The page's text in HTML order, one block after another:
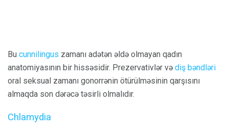
Bu cunnilingus zamanı adətən əldə olmayan qadın
anatomiyasının bir hissəsidir. Prezervativlər və diş bəndləri
oral seksual zamanı gonorrənin ötürülməsinin qarşısını
almaqda son dərəcə təsirli olmalıdır.
Chlamydia